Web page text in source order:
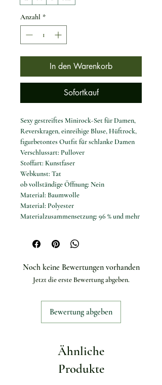
Anzahl *
In den Warenkorb
Sofortkauf
Sexy gestreiftes Minirock-Set für Damen,
Reverskragen, einreihige Bluse, Hüftrock,
figurbetontes Outfit für schlanke Damen
Verschlussart: Pullover
Stoffart: Kunstfaser
Webkunst: Tat
ob vollständige Öffnung: Nein
Material: Baumwolle
Material: Polyester
Materialzusammensetzung: 96 % und mehr
Kragen: Umlegekragen
Ärmelstil: Normal
Musterart: Einfarbig
Geschlecht: Frauen
Ärmellänge (cm): Voll
Kleiderlänge: Über dem Knie, Mini
Schnittmuster: Locker
Noch keine Bewertungen vorhanden
Jetzt die erste Bewertung abgeben.
Bewertung abgeben
Ähnliche
Produkte